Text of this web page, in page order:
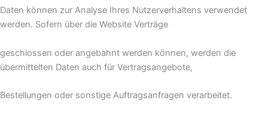
Daten können zur Analyse Ihres Nutzerverhaltens verwendet
werden. Sofern über die Website Verträge
geschlossen oder angebahnt werden können, werden die
übermittelten Daten auch für Vertragsangebote,
Bestellungen oder sonstige Auftragsanfragen verarbeitet.